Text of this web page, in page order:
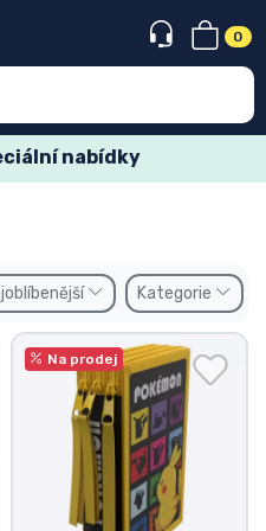
0
nabídky
Kategorie
Na prodej